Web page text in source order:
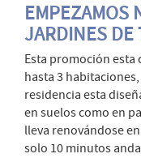
EMPEZAMOS
JARDINES
Esta promoción esta
hasta 3
residencia esta
en suelos como en
lleva renovándose
solo 10 minutos